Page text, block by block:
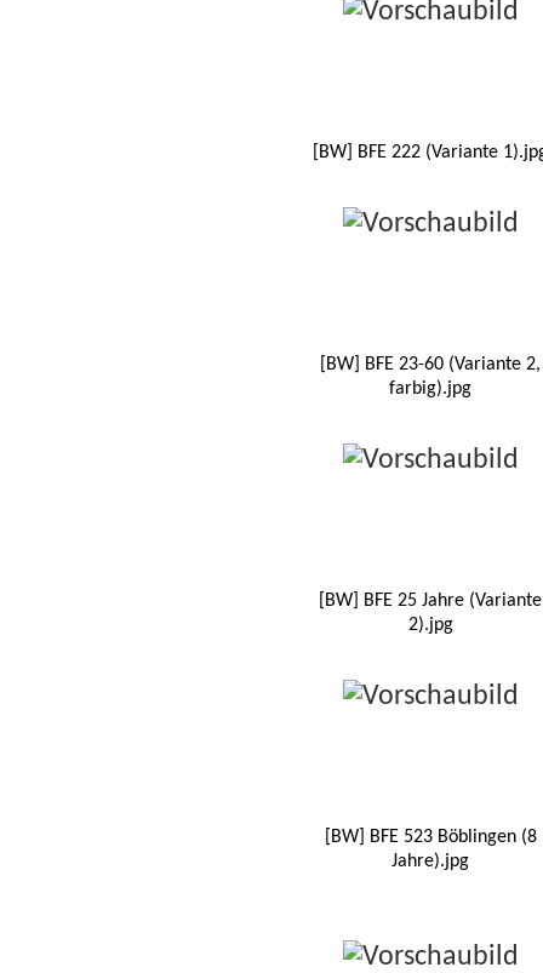
[BW] BFE 222 (Variante
[BW] BFE 23-60 (Variante 2,
farbig).jpg
[BW] BFE 25 Jahre (Variante
2).jpg
[BW] BFE 523 Böblingen (8
Jahre).jpg